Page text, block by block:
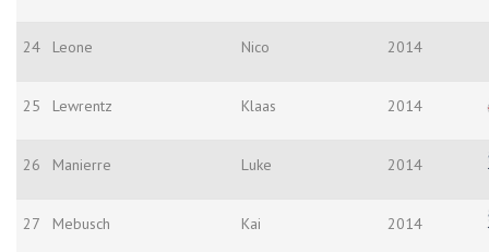
24 Leone Nico 2014
25 Lewrentz Klaas 2014
26 Manierre Luke 2014
27 Mebusch Kai 2014